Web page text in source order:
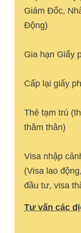
Giám Đốc,
Động)
Gia hạn Giấy
Cấp lại giấy
Thẻ tạm trú
thăm thân)
Visa nhập
(Visa lao
đầu tư, visa
Tư vấn các